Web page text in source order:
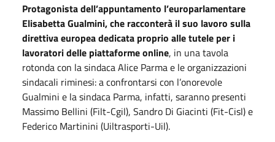
Protagonista dell’appuntamento l’europarlamentare
Elisabetta Gualmini, che racconterà il suo lavoro sulla
direttiva europea dedicata proprio alle tutele per i
lavoratori delle piattaforme online, in una tavola
rotonda con la sindaca Alice Parma e le organizzazioni
sindacali riminesi: a confrontarsi con l’onorevole
Gualmini e la sindaca Parma, infatti, saranno presenti
Massimo Bellini (Filt-Cgil), Sandro Di Giacinti (Fit-Cisl) e
Federico Martinini (Uiltrasporti-Uil).